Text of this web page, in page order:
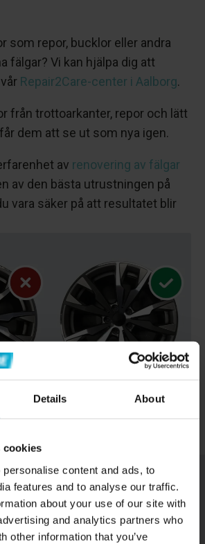
Details About
cookies
content and ads, to
features and to analyse our traffic.
about your use of our site with
and analytics partners who
other information that you’ve
som repor, bucklor eller andra
fälgar? Vi kan hjälpa dig att
Repair2Care-center i Aalborg.
från trottoarkanter, repor och lätt
dem att se ut som nya igen.
av renovering av fälgar
av den bästa utrustningen på
vara säker på att resultatet blir
HJULREPARATIONER I